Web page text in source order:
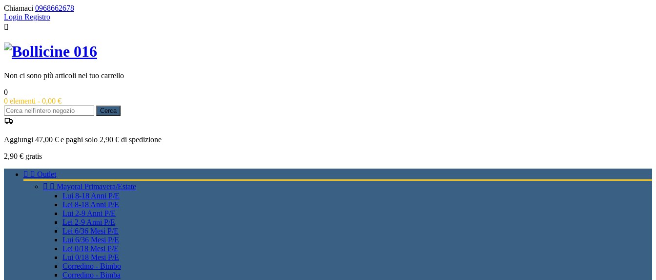
Chiamaci 0968662678
Login Registro

Non ci sono più articoli nel tuo carrello
0
0 elementi - 0,00 €
Cerca
Aggiungi 47,00 € e paghi solo 2,90 € di spedizione
2,90 € gratis
  Outlet
  Mayoral Primavera/Estate
Lui 8-18 Anni P/E
Lei 8-18 Anni P/E
Lui 2-9 Anni P/E
Lei 2-9 Anni P/E
Lei 6/36 Mesi P/E
Lui 6/36 Mesi P/E
Lei 0/18 Mesi P/E
Lui 0/18 Mesi P/E
Corredino - Bimbo
Corredino - Bimba